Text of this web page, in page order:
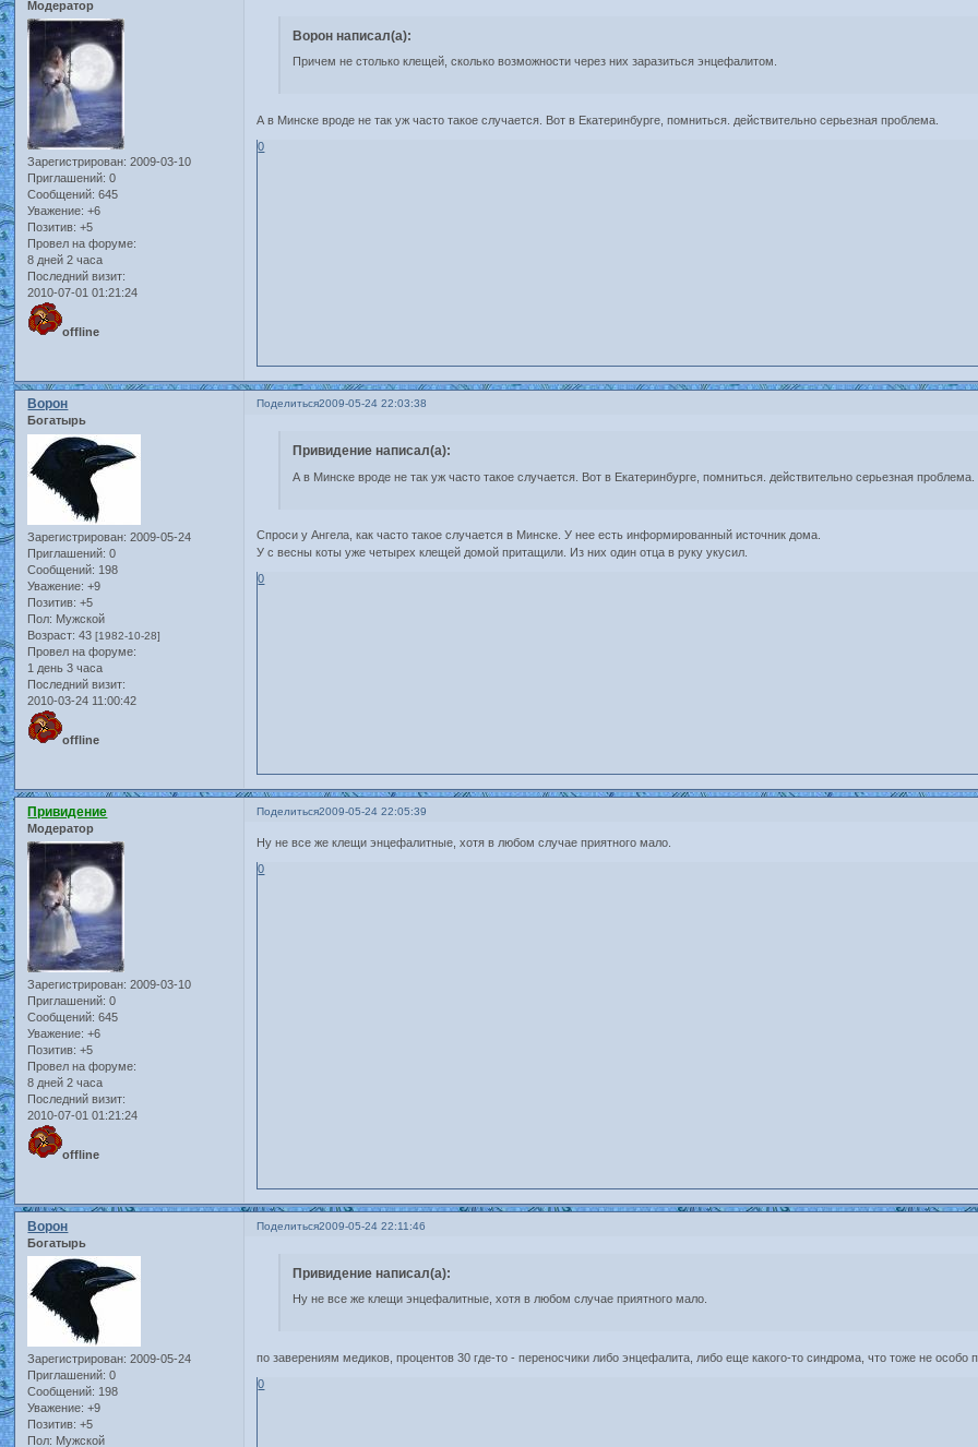
Модератор
Зарегистрирован: 2009-03-10
Приглашений: 0
Сообщений: 645
Уважение: +6
Позитив: +5
Провел на форуме:
8 дней 2 часа
Последний визит:
2010-07-01 01:21:24
offline
Ворон написал(а):
Причем не столько клещей, сколько возможности через них заразиться энцефалитом.
А в Минске вроде не так уж часто такое случается. Вот в Екатеринбурге, помниться. действительно серьезная проблема.
0
Поделиться2009-05-24 22:03:38
Ворон
Богатырь
Зарегистрирован: 2009-05-24
Приглашений: 0
Сообщений: 198
Уважение: +9
Позитив: +5
Пол: Мужской
Возраст: 43[1982-10-28]
Провел на форуме:
1 день 3 часа
Последний визит:
2010-03-24 11:00:42
offline
Привидение написал(а):
А в Минске вроде не так уж часто такое случается. Вот в Екатеринбурге, помниться. действительно серьезная проблема.
Спроси у Ангела, как часто такое случается в Минске. У нее есть информированный источник дома.
У с весны коты уже четырех клещей домой притащили. Из них один отца в руку укусил.
0
Поделиться2009-05-24 22:05:39
Привидение
Модератор
Зарегистрирован: 2009-03-10
Приглашений: 0
Сообщений: 645
Уважение: +6
Позитив: +5
Провел на форуме:
8 дней 2 часа
Последний визит:
2010-07-01 01:21:24
offline
Ну не все же клещи энцефалитные, хотя в любом случае приятного мало.
0
Поделиться2009-05-24 22:11:46
Ворон
Богатырь
Зарегистрирован: 2009-05-24
Приглашений: 0
Сообщений: 198
Уважение: +9
Позитив: +5
Пол: Мужской
Привидение написал(а):
Ну не все же клещи энцефалитные, хотя в любом случае приятного мало.
по заверениям медиков, процентов 30 где-то - переносчики либо энцефалита, либо еще какого-то синдрома, что тоже не особо
0